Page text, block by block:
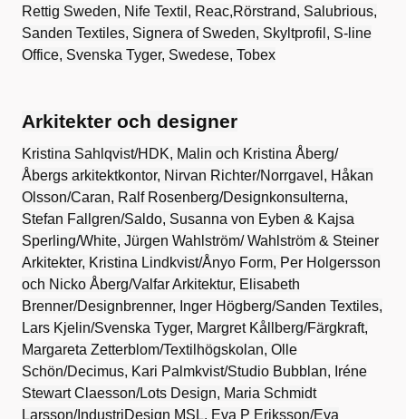
Rettig Sweden, Nife Textil, Reac,Rörstrand, Salubrious,
Sanden Textiles, Signera of Sweden, Skyltprofil, S-line
Office, Svenska Tyger, Swedese, Tobex
Arkitekter och designer
Kristina Sahlqvist/HDK, Malin och Kristina Åberg/
Åbergs arkitektkontor, Nirvan Richter/Norrgavel, Håkan
Olsson/Caran, Ralf Rosenberg/Designkonsulterna,
Stefan Fallgren/Saldo, Susanna von Eyben & Kajsa
Sperling/White, Jürgen Wahlström/ Wahlström & Steiner
Arkitekter, Kristina Lindkvist/Ånyo Form, Per Holgersson
och Nicko Åberg/Valfar Arkitektur, Elisabeth
Brenner/Designbrenner, Inger Högberg/Sanden Textiles,
Lars Kjelin/Svenska Tyger, Margret Kållberg/Färgkraft,
Margareta Zetterblom/Textilhögskolan, Olle
Schön/Decimus, Kari Palmkvist/Studio Bubblan, Iréne
Stewart Claesson/Lots Design, Maria Schmidt
Larsson/IndustriDesign MSL, Eva P Eriksson/Eva